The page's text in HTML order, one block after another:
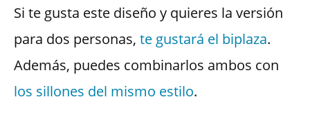
Si te gusta este diseño y quieres la versión
para dos personas, te gustará el biplaza.
Además, puedes combinarlos ambos con
los sillones del mismo estilo.